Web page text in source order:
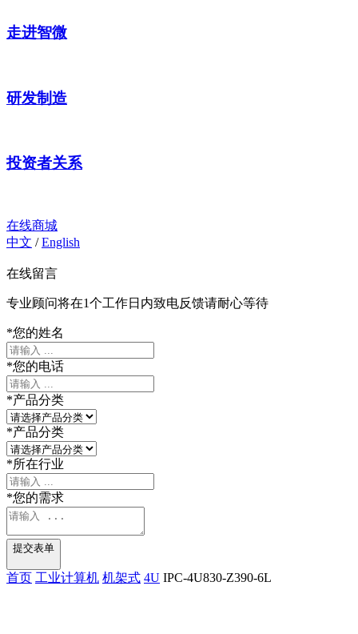
走进智微
研发制造
投资者关系
在线商城
中文 /English
在线留言
专业顾问将在1个工作日内致电反馈请耐心等待
*您的姓名
*您的电话
*产品分类
*产品分类
*所在行业
*您的需求
提交表单
首页 工业计算机 机架式 4U IPC-4U830-Z390-6L